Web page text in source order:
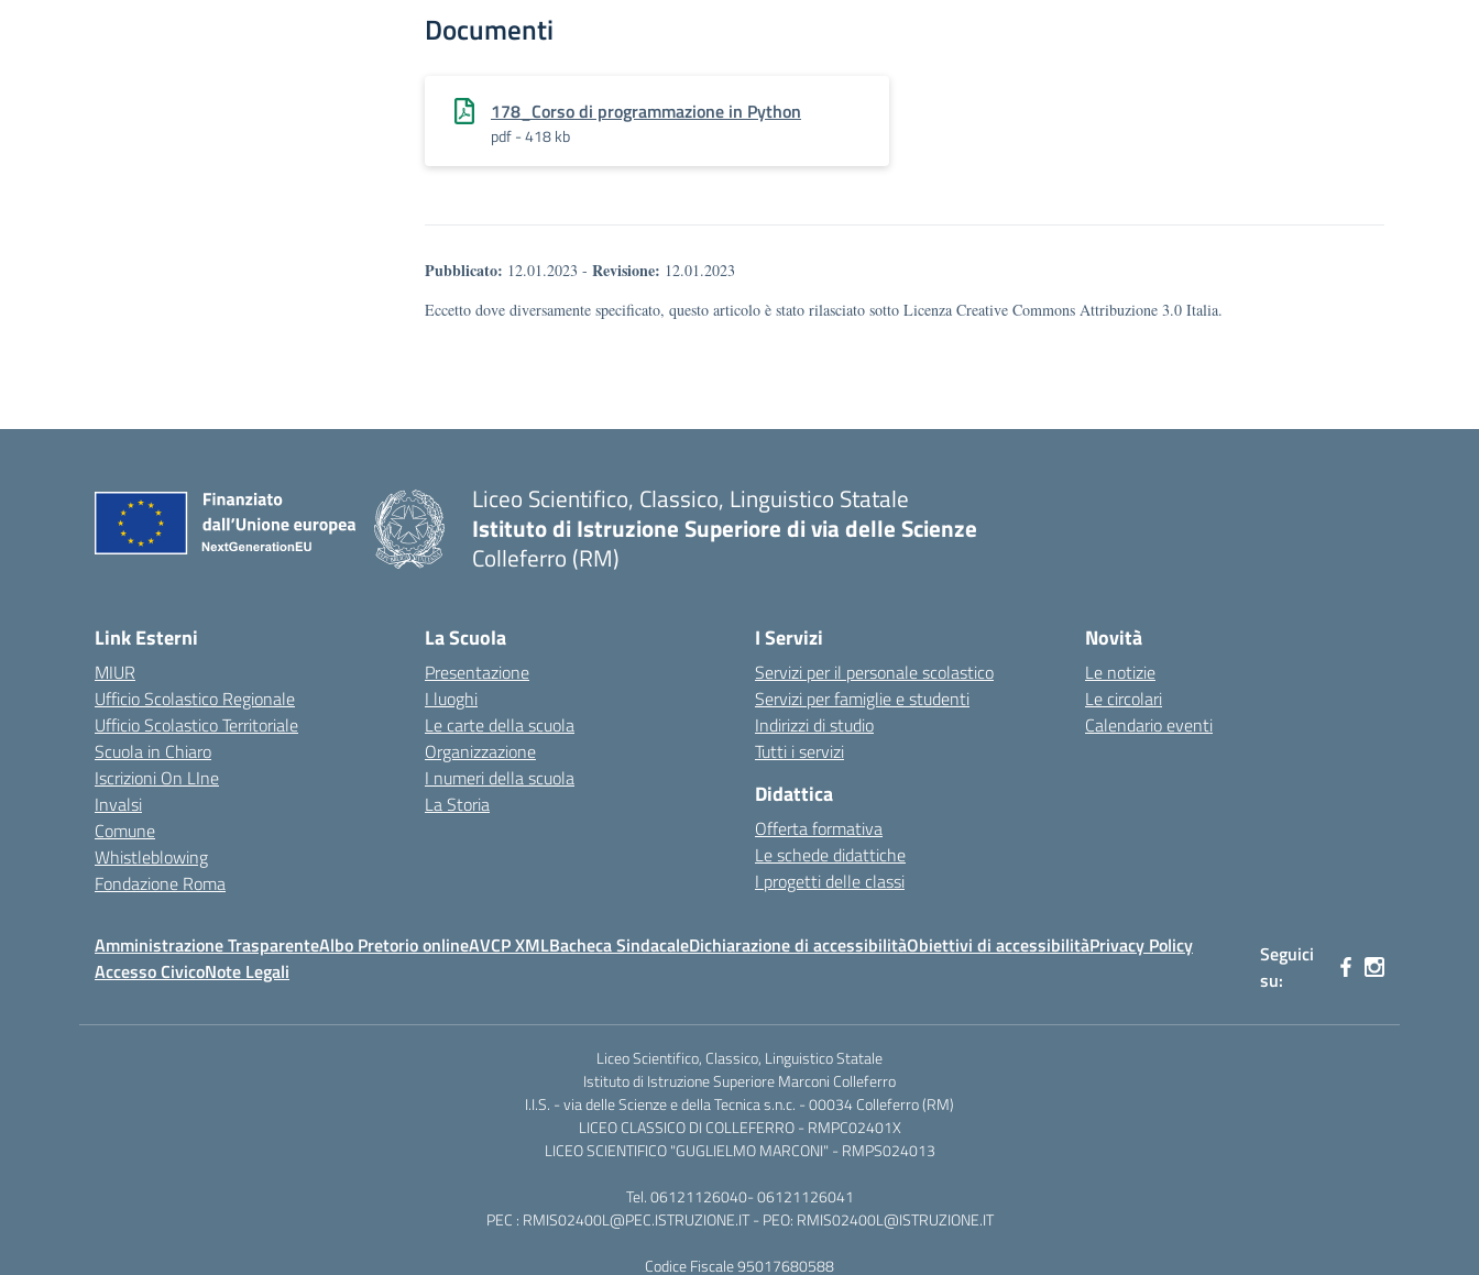
Documenti
178_Corso di programmazione in Python
pdf - 418 kb
Pubblicato: 12.01.2023 - Revisione: 12.01.2023
Eccetto dove diversamente specificato, questo articolo è stato rilasciato sotto Licenza Creative Commons Attribuzione 3.0 Italia.
Liceo Scientifico, Classico, Linguistico Statale
Istituto di Istruzione Superiore di via delle Scienze
Colleferro (RM)
Link Esterni
MIUR
Ufficio Scolastico Regionale
Ufficio Scolastico Territoriale
Scuola in Chiaro
Iscrizioni On LIne
Invalsi
Comune
Whistleblowing
Fondazione Roma
La Scuola
Presentazione
I luoghi
Le carte della scuola
Organizzazione
I numeri della scuola
La Storia
I Servizi
Servizi per il personale scolastico
Servizi per famiglie e studenti
Indirizzi di studio
Tutti i servizi
Didattica
Offerta formativa
Le schede didattiche
I progetti delle classi
Novità
Le notizie
Le circolari
Calendario eventi
Amministrazione TrasparenteAlbo Pretorio onlineAVCP XMLBacheca SindacaleDichiarazione di accessibilitàObiettivi di accessibilitàPrivacy Policy
Accesso CivicoNote Legali
Seguici
su:
Liceo Scientifico, Classico, Linguistico Statale
Istituto di Istruzione Superiore Marconi Colleferro
I.I.S. - via delle Scienze e della Tecnica s.n.c. - 00034 Colleferro (RM)
LICEO CLASSICO DI COLLEFERRO - RMPC02401X
LICEO SCIENTIFICO "GUGLIELMO MARCONI" - RMPS024013
Tel.06121126040-06121126041
PEC : RMIS02400L@PEC.ISTRUZIONE.IT- PEO: RMIS02400L@ISTRUZIONE.IT
Codice Fiscale 95017680588